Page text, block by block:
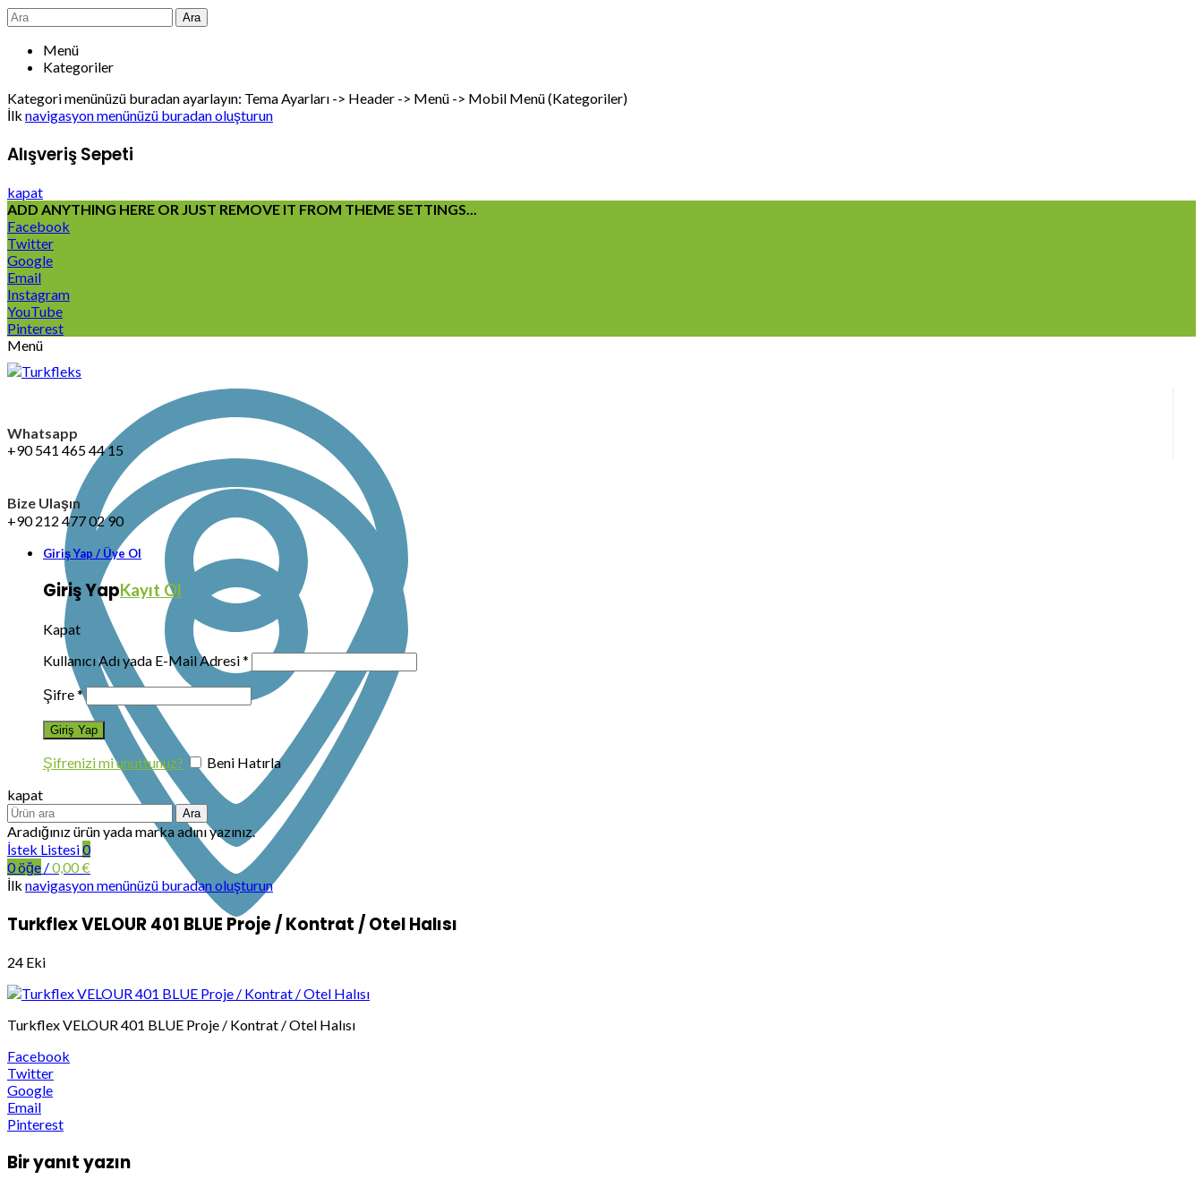
Ara
Menü
Kategoriler
Kategori menünüzü buradan ayarlayın: Tema Ayarları -> Header -> Menü -> Mobil Menü (Kategoriler)
İlk navigasyon menünüzü buradan oluşturun
Alışveriş Sepeti
kapat
ADD ANYTHING HERE OR JUST REMOVE IT FROM THEME SETTINGS...
Facebook
Twitter
Google
Email
Instagram
YouTube
Pinterest
Menü
Whatsapp
+90 541 465 44 15
Bize Ulaşın
+90 212 477 02 90
Giriş Yap / Üye Ol
Giriş YapKayıt Ol
Kapat
Kullanıcı Adı yada E-Mail Adresi*
Şifre*
Şifrenizi mi unuttunuz?
Beni Hatırla
kapat
Ara
Aradığınız ürün yada marka adını yazınız.
İstek Listesi0
0öğe /0,00€
İlk navigasyon menünüzü buradan oluşturun
Turkflex VELOUR 401 BLUE Proje / Kontrat / Otel Halısı
24 Eki
Turkflex VELOUR 401 BLUE Proje / Kontrat / Otel Halısı
Facebook
Twitter
Google
Email
Pinterest
Bir yanıt yazın